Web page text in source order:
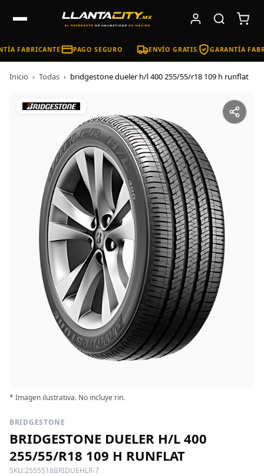
FABRICANTE PAGO SEGURO ENVÍO GRATIS GARANTÍA
Inicio › Todas › bridgestone dueler h/l 400 255/55/r18 109 h runflat
* Imagen ilustrativa. No incluye rin.
BRIDGESTONE
BRIDGESTONE DUELER H/L 400
255/55/R18 109 H RUNFLAT
SKU:2555518BRIDUEHLR-7